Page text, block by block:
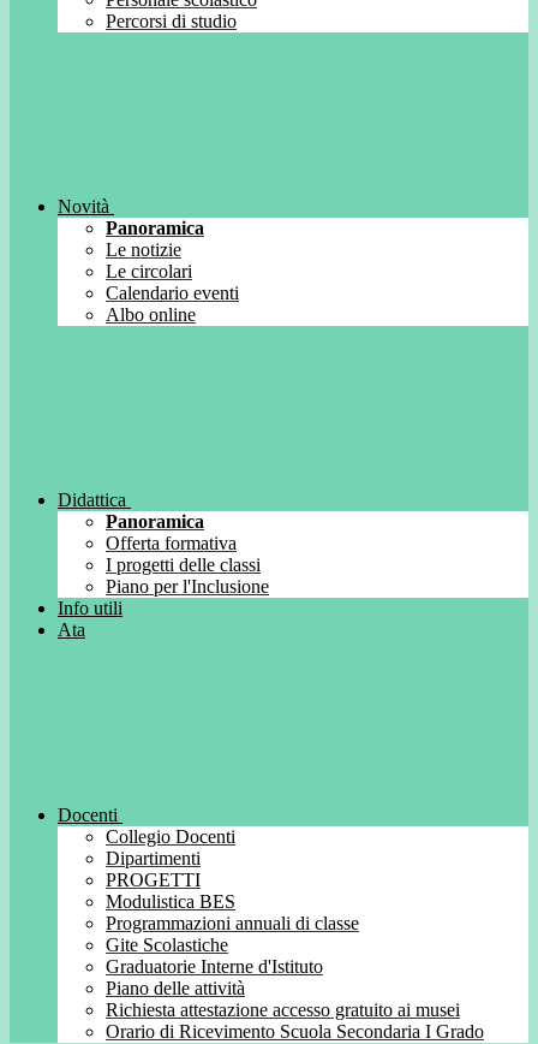
Percorsi di studio
Novità
Panoramica
Le notizie
Le circolari
Calendario eventi
Albo online
Didattica
Panoramica
Offerta formativa
I progetti delle classi
Piano per l'Inclusione
Info utili
Ata
Docenti
Collegio Docenti
Dipartimenti
PROGETTI
Modulistica BES
Programmazioni annuali di classe
Gite Scolastiche
Graduatorie Interne d'Istituto
Piano delle attività
Richiesta attestazione accesso gratuito ai musei
Orario di Ricevimento Scuola Secondaria I Grado